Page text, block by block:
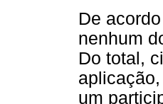
De
nenhum
Do total,
um